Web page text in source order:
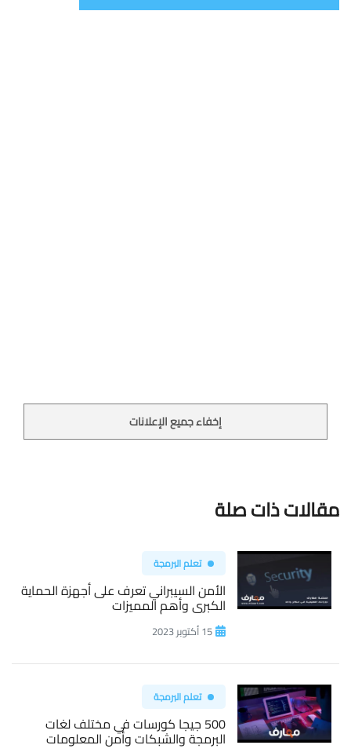
إخفاء جميع الإعلانات
مقالات ذات صلة
تعلم البرمجة
الأمن السيبراني تعرف على أجهزة الحماية
الكبرى وأهم المميزات
15 أكتوبر 2023
تعلم البرمجة
500 جيجا كورسات في مختلف لغات
البرمجة والشبكات وأمن المعلومات